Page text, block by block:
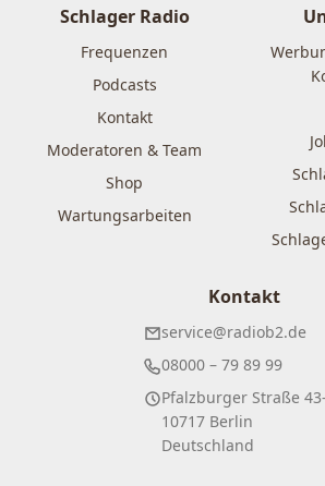
Schlager Radio
Frequenzen
Podcasts
Kontakt
Moderatoren & Team
Shop
Wartungsarbeiten
Kontakt
service@radiob2.de
08000 – 79 89 99
Pfalzburger Straße
10717 Berlin
Deutschland